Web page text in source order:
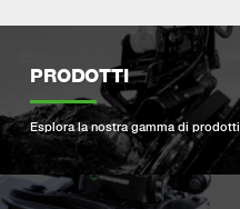
PRODOTTI
Esplora la nostra gamma di prodotti